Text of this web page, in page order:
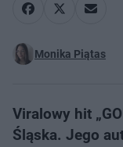
Monika Piątas
Viralowy hit
Śląska. Jego